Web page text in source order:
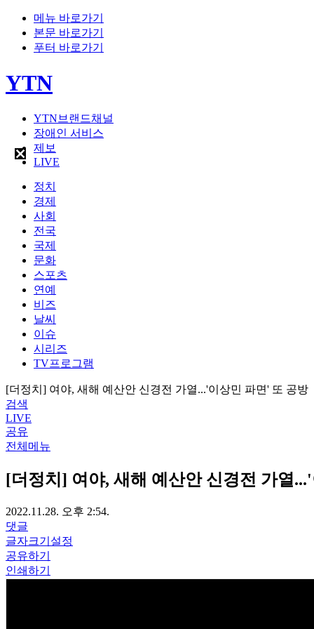
메뉴 바로가기
본문 바로가기
푸터 바로가기
YTN
YTN브랜드채널
장애인 서비스
제보
LIVE
정치
경제
사회
전국
국제
문화
스포츠
연예
비즈
날씨
이슈
시리즈
TV프로그램
[더정치] 여야, 새해 예산안 신경전 가열...'이상민 파면' 또 공방
검색
LIVE
공유
전체메뉴
[더정치] 여야, 새해 예산안 신경전 가열
2022.11.28. 오후 2:54.
댓글
글자크기설정
공유하기
인쇄하기